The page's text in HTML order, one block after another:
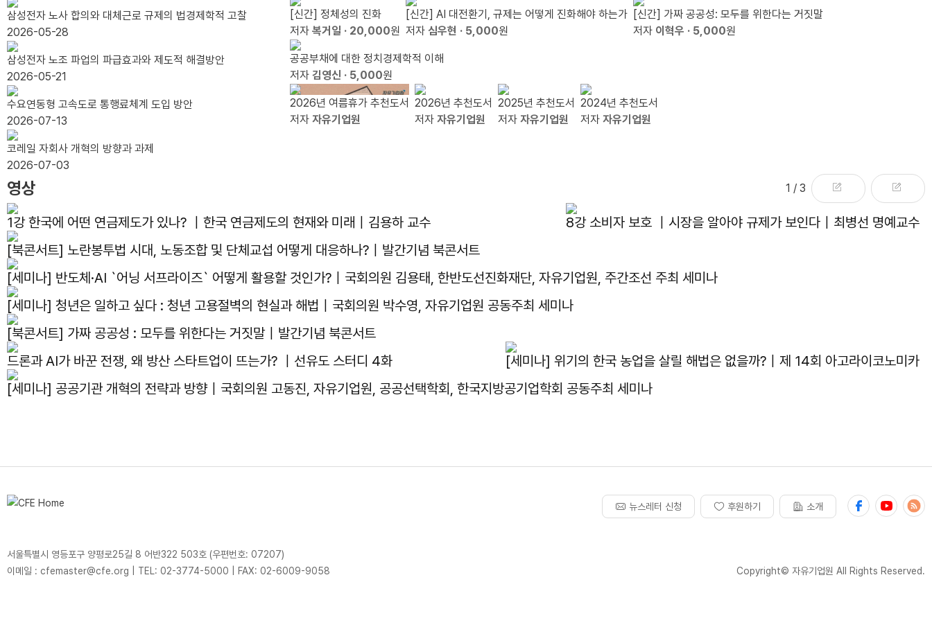
삼성전자 노사 합의와 대체근로 규제의 법경제학적 고찰
2026-05-28
삼성전자 노조 파업의 파급효과와 제도적 해결방안
2026-05-21
수요연동형 고속도로 통행료체계 도입 방안
2026-07-13
코레일 자회사 개혁의 방향과 과제
2026-07-03
[신간] 정체성의 진화
저자 복거일 · 20,000원
[신간] AI 대전환기, 규제는 어떻게 진화해야 하는가
저자 심우현 · 5,000원
[신간] 가짜 공공성: 모두를 위한다는 거짓말
저자 이혁우 · 5,000원
공공부채에 대한 정치경제학적 이해
저자 김영신 · 5,000원
2026년 여름휴가 추천도서
저자 자유기업원
2026년 추천도서
저자 자유기업원
2025년 추천도서
저자 자유기업원
2024년 추천도서
저자 자유기업원
영상 1 / 3
1강 한국에 어떤 연금제도가 있나? ｜한국 연금제도의 현재와 미래｜김용하 교수
8강 소비자 보호 ｜시장을 알아야 규제가 보인다｜최병선 명예교수
[북콘서트] 노란봉투법 시대, 노동조합 및 단체교섭 어떻게 대응하나?｜발간기념 북콘서트
[세미나] 반도체·AI `어닝 서프라이즈` 어떻게 활용할 것인가?｜국회의원 김용태, 한반도선진화재단, 자유기업원, 주간조선 주최 세미나
[세미나] 청년은 일하고 싶다 : 청년 고용절벽의 현실과 해법｜국회의원 박수영, 자유기업원 공동주최 세미나
[북콘서트] 가짜 공공성 : 모두를 위한다는 거짓말｜발간기념 북콘서트
드론과 AI가 바꾼 전쟁, 왜 방산 스타트업이 뜨는가? ｜선유도 스터디 4화
[세미나] 위기의 한국 농업을 살릴 해법은 없을까?｜제 14회 아고라이코노미카
[세미나] 공공기관 개혁의 전략과 방향｜국회의원 고동진, 자유기업원, 공공선택학회, 한국지방공기업학회 공동주최 세미나
뉴스레터 신청 후원하기 소개
서울특별시 영등포구 양평로25길 8 어반322 503호 (우편번호: 07207)
이메일 : cfemaster@cfe.org
TEL: 02-3774-5000 FAX: 02-6009-9058 Copyright© 자유기업원 All Rights Reserved.